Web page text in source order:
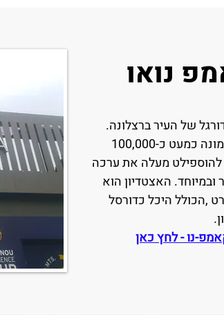
נואו
של העיר ברצלונה.
הוא נחשב לגדול ביותר באירופה ומונה כמעט כ-100,000
מעלה את ערכה
האצטדיון הוא
,הכולל היכל כדורסל
נו - לחץ כאן